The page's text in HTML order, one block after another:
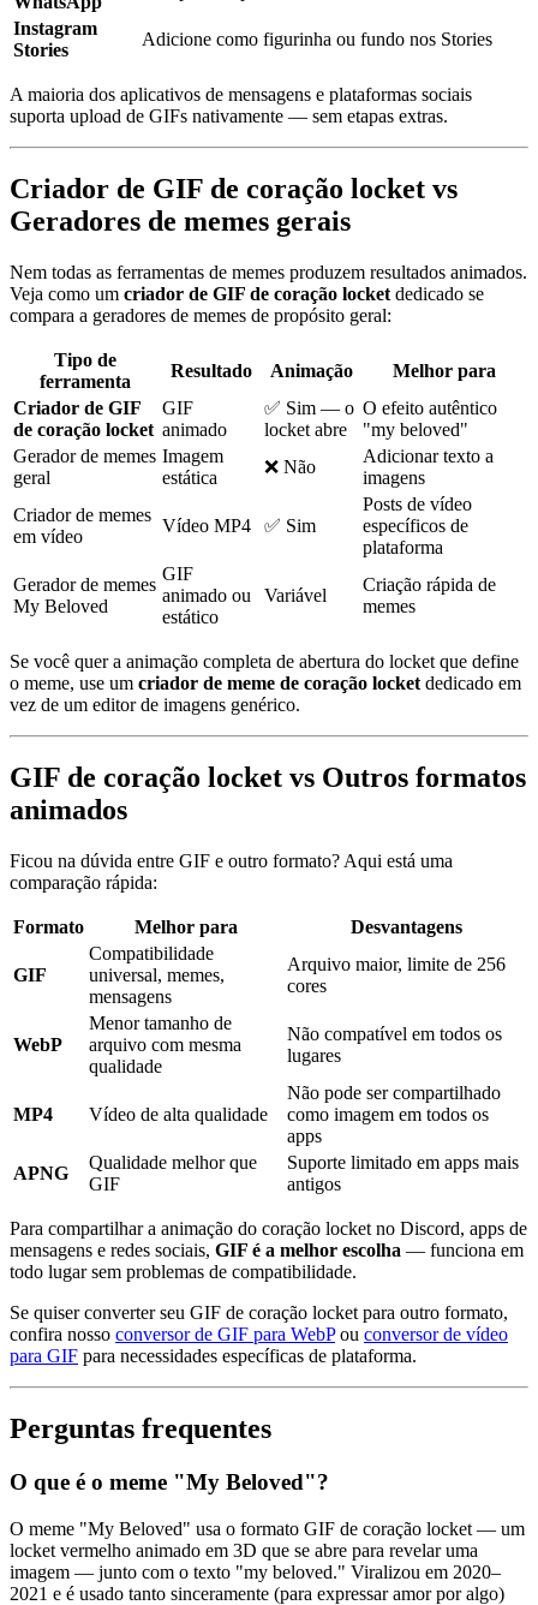
Instagram
Stories
Adicione como figurinha ou fundo nos Stories
A maioria dos aplicativos de mensagens e plataformas sociais
suporta upload de GIFs nativamente — sem etapas extras.
Criador de GIF de coração locket vs
Geradores de memes gerais
Nem todas as ferramentas de memes produzem resultados animados.
Veja como um criador de GIF de coração locket dedicado se
compara a geradores de memes de propósito geral:
Tipo de
ferramenta
Resultado Animação
Melhor para
Criador de GIF
de coração locket
GIF
animado
✅ Sim — o
locket abre
O efeito autêntico
"my beloved"
Gerador de memes
geral
Imagem
estática
❌ Não
Adicionar texto a
imagens
Criador de memes
em vídeo
Vídeo MP4 ✅ Sim
Posts de vídeo
específicos de
plataforma
Gerador de memes
My Beloved
GIF
animado ou
estático
Variável
Criação rápida de
memes
Se você quer a animação completa de abertura do locket que define
o meme, use um criador de meme de coração locket dedicado em
vez de um editor de imagens genérico.
GIF de coração locket vs Outros formatos
animados
Ficou na dúvida entre GIF e outro formato? Aqui está uma
comparação rápida:
Formato Melhor para Desvantagens
GIF
Compatibilidade
universal, memes,
mensagens
Arquivo maior, limite de 256
cores
WebP
Menor tamanho de
arquivo com mesma
qualidade
Não compatível em todos os
lugares
MP4 Vídeo de alta qualidade
Não pode ser compartilhado
como imagem em todos os
apps
APNG
Qualidade melhor que
GIF
Suporte limitado em apps mais
antigos
Para compartilhar a animação do coração locket no Discord, apps de
mensagens e redes sociais, GIF é a melhor escolha — funciona em
todo lugar sem problemas de compatibilidade.
Se quiser converter seu GIF de coração locket para outro formato,
confira nosso conversor de GIF para WebPou conversor de vídeo
para GIF para necessidades específicas de plataforma.
Perguntas frequentes
O que é o meme "My Beloved"?
O meme "My Beloved" usa o formato GIF de coração locket — um
locket vermelho animado em 3D que se abre para revelar uma
imagem — junto com o texto "my beloved." Viralizou em 2020–
2021 e é usado tanto sinceramente (para expressar amor por algo)